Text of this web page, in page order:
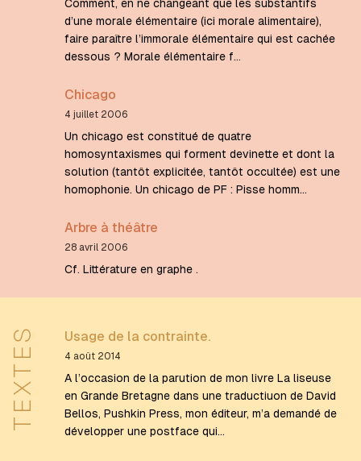
Comment, en ne changeant que les substantifs
d’une morale élémentaire (ici morale alimentaire),
faire paraître l’immorale élémentaire qui est cachée
dessous ? Morale élémentaire f…
Chicago
4 juillet 2006
Un chicago est constitué de quatre
homosyntaxismes qui forment devinette et dont la
solution (tantôt explicitée, tantôt occultée) est une
homophonie. Un chicago de PF : Pisse homm…
Arbre à théâtre
28 avril 2006
Cf. Littérature en graphe .
TEXTES Usage de la contrainte.
4 août 2014
A l’occasion de la parution de mon livre La liseuse
en Grande Bretagne dans une traductiuon de David
Bellos, Pushkin Press, mon éditeur, m’a demandé de
développer une postface qui…